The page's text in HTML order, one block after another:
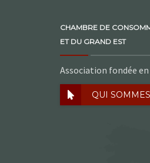
CHAMBRE DE
ET DU GRAND EST
Association fondée
QUI